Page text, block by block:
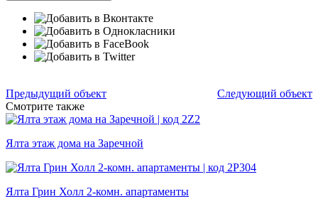
Предыдущий объект
Следующий объект
Смотрите также
Ялта этаж дома на Заречной
Ялта Грин Холл 2-комн. апартаменты